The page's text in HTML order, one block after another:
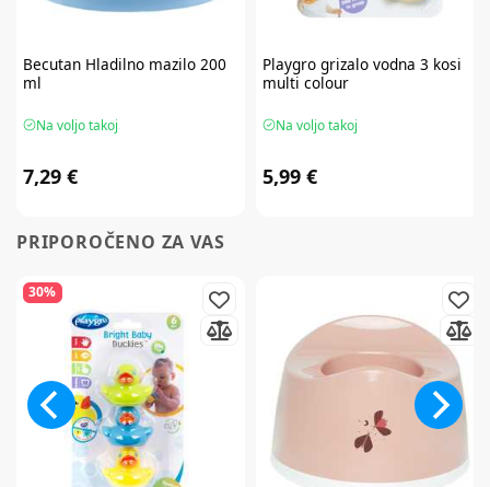
BecutanHladilno mazilo 200
ml
Na voljo takoj
7,29 €
Playgro grizalo vodna 3 kosi
multi colour
Na voljo takoj
5,99 €
PRIPOROČENO ZA VAS
30%